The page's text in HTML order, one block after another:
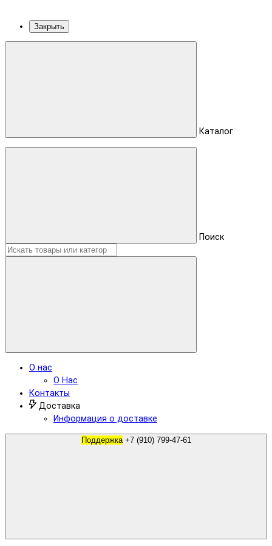
Закрыть
Каталог
Поиск
О нас
О Нас
Контакты
Доставка
Информация о доставке
Поддержка +7 (910) 799-47-61